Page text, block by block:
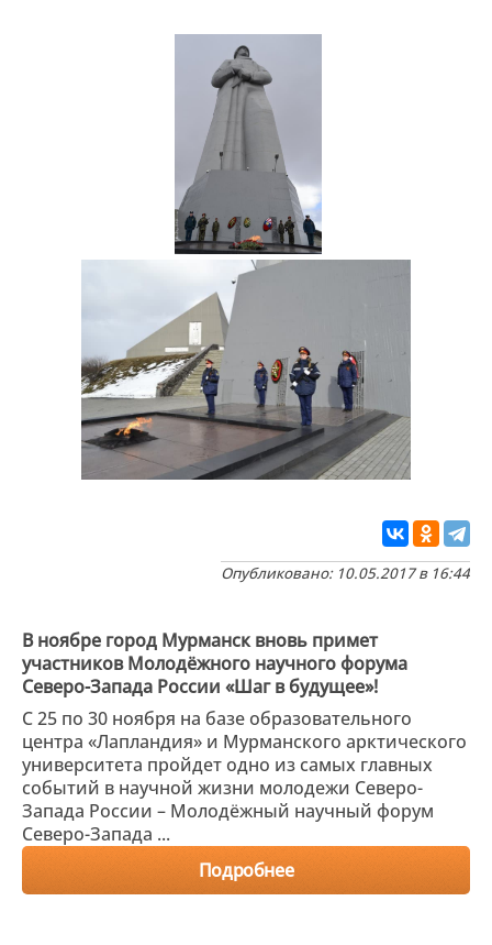
Опубликовано: 10.05.2017 в 16:44
В ноябре город Мурманск вновь примет
участников Молодёжного научного форума
Северо-Запада России «Шаг в будущее»!
С 25 по 30 ноября на базе образовательного
центра «Лапландия» и Мурманского арктического
университета пройдет одно из самых главных
событий в научной жизни молодежи Северо-
Запада России – Молодёжный научный форум
Северо-Запада ...
Подробнее